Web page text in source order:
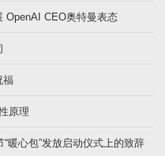
OpenAI CEO奥特曼表态
福
原理
暖心包”发放启动仪式上的致辞